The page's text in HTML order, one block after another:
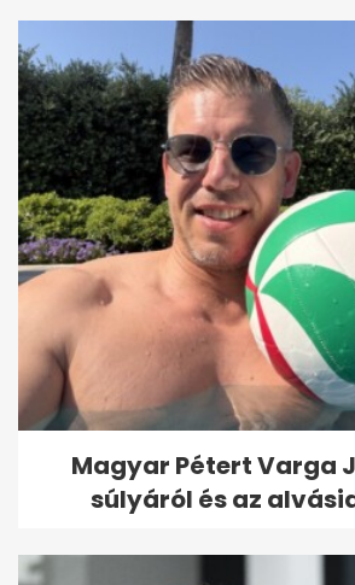
Magyar Pétert Varga
súlyáról és az